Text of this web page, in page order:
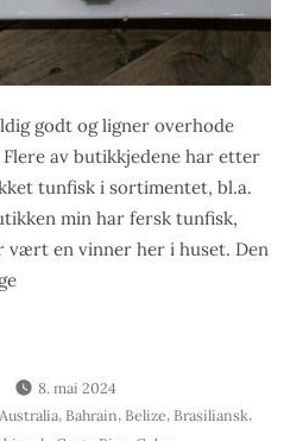
godt og ligner overhode
av butikkjedene har etter
tunfisk i sortimentet, bl.a.
min har fersk tunfisk,
vært en vinner her i huset. Den
8. mai 2024
Australia, Bahrain, Belize, Brasiliansk,